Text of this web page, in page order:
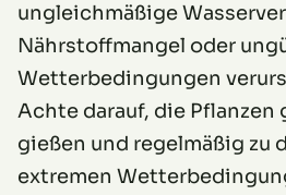
ungleichmäßige
Nährstoffmangel oder
Wetterbedingungen
Achte darauf, die Pflanzen
gießen und regelmäßig zu
extremen